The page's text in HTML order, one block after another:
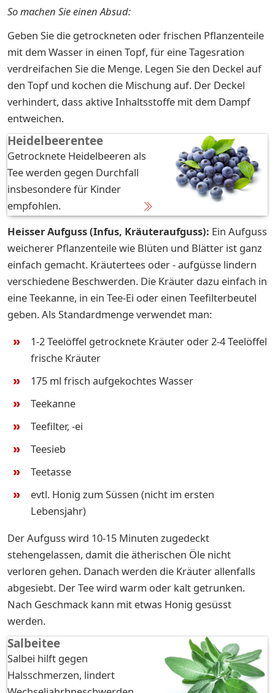
So machen Sie einen Absud:
Geben Sie die getrockneten oder frischen Pflanzenteile
mit dem Wasser in einen Topf, für eine Tagesration
verdreifachen Sie die Menge. Legen Sie den Deckel auf
den Topf und kochen die Mischung auf. Der Deckel
verhindert, dass aktive Inhaltsstoffe mit dem Dampf
entweichen.
Heidelbeerentee
Getrocknete Heidelbeeren als
Tee werden gegen Durchfall
insbesondere für Kinder
empfohlen.
Heisser Aufguss (Infus, Kräuteraufguss): Ein Aufguss
weicherer Pflanzenteile wie Blüten und Blätter ist ganz
einfach gemacht. Kräutertees oder - aufgüsse lindern
verschiedene Beschwerden. Die Kräuter dazu einfach in
eine Teekanne, in ein Tee-Ei oder einen Teefilterbeutel
geben. Als Standardmenge verwendet man:
1-2 Teelöffel getrocknete Kräuter oder 2-4 Teelöffel
frische Kräuter
175 ml frisch aufgekochtes Wasser
Teekanne
Teefilter, -ei
Teesieb
Teetasse
evtl. Honig zum Süssen (nicht im ersten
Lebensjahr)
Der Aufguss wird 10-15 Minuten zugedeckt
stehengelassen, damit die ätherischen Öle nicht
verloren gehen. Danach werden die Kräuter allenfalls
abgesiebt. Der Tee wird warm oder kalt getrunken.
Nach Geschmack kann mit etwas Honig gesüsst
werden.
Salbeitee
Salbei hilft gegen
Halsschmerzen, lindert